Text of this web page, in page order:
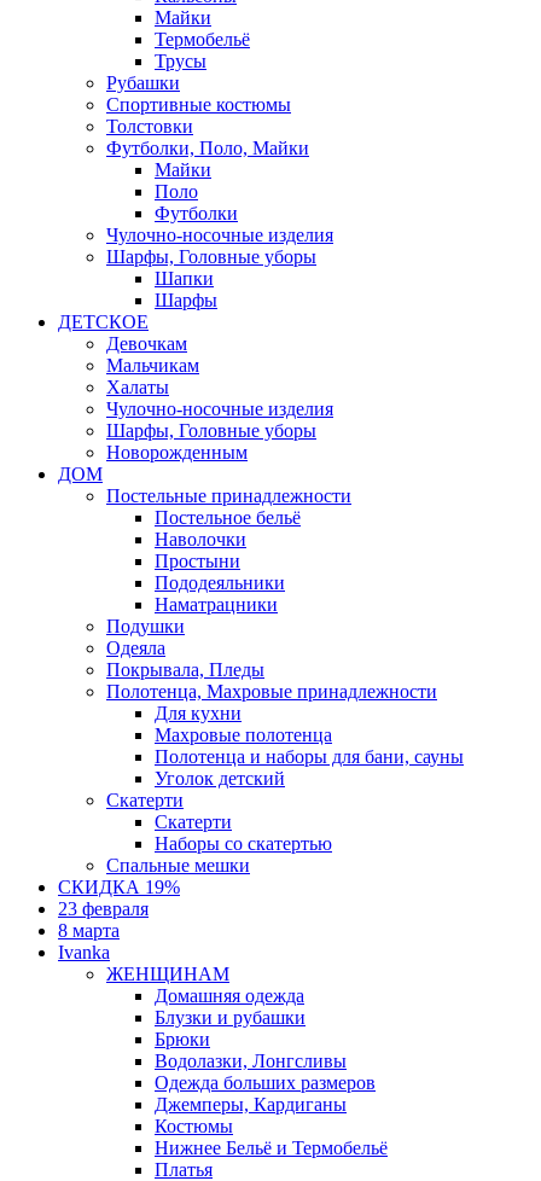
Майки
Термобельё
Трусы
Рубашки
Спортивные костюмы
Толстовки
Футболки, Поло, Майки
Майки
Поло
Футболки
Чулочно-носочные изделия
Шарфы, Головные уборы
Шапки
Шарфы
ДЕТСКОЕ
Девочкам
Мальчикам
Халаты
Чулочно-носочные изделия
Шарфы, Головные уборы
Новорожденным
ДОМ
Постельные принадлежности
Постельное бельё
Наволочки
Простыни
Пододеяльники
Наматрацники
Подушки
Одеяла
Покрывала, Пледы
Полотенца, Махровые принадлежности
Для кухни
Махровые полотенца
Полотенца и наборы для бани, сауны
Уголок детский
Скатерти
Скатерти
Наборы со скатертью
Спальные мешки
СКИДКА 19%
23 февраля
8 марта
Ivanka
ЖЕНЩИНАМ
Домашняя одежда
Блузки и рубашки
Брюки
Водолазки, Лонгсливы
Одежда больших размеров
Джемперы, Кардиганы
Костюмы
Нижнее Бельё и Термобельё
Платья